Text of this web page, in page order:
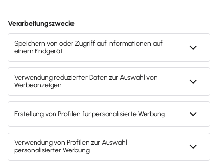
https://www.linkedin.com/feed/update/urn:li:activity:7
241817213999939585/
Hier dr Blogbeitrag von Lexware Office:
https://support.lexoffice.de/de-
form/articles/9366911-eingangsbelege-uber-e-mail-
hochladen